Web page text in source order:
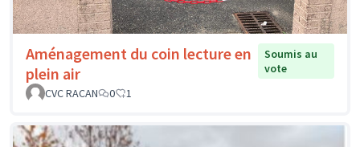
Aménagement du coin lecture en
plein air
Soumis au
vote
CVC RACAN
0 1